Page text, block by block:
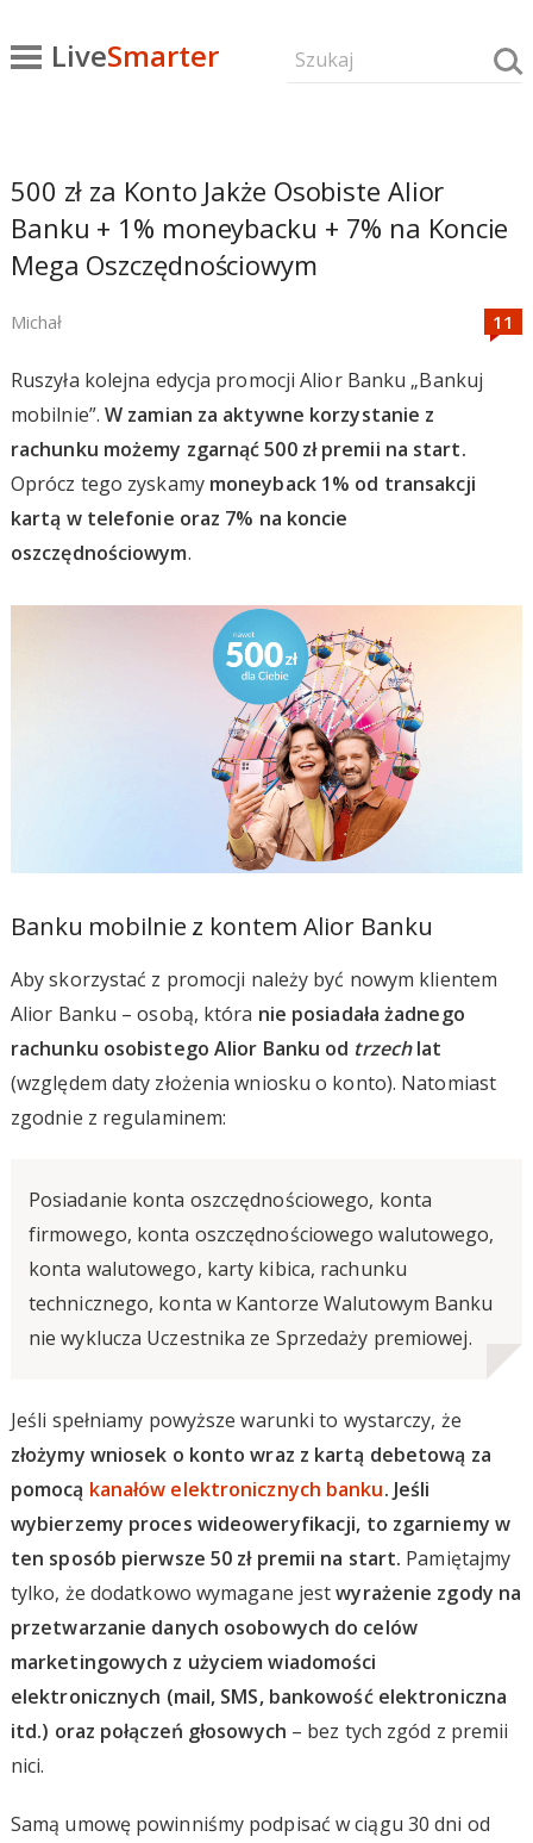
LiveSmarter
500 zł za Konto Jakże Osobiste Alior
Banku + 1% moneybacku + 7% na Koncie
Mega Oszczędnościowym
Michał
Ruszyła kolejna edycja promocji Alior Banku „Bankuj
mobilnie”.W zamian za aktywne korzystanie z
rachunku możemy zgarnąć 500 zł premii na start.
Oprócz tego zyskamy moneyback 1% od transakcji
kartą w telefonie oraz 7% na koncie
oszczędnościowym.
Banku mobilnie z kontem Alior Banku
Aby skorzystać z promocji należy być nowym klientem
Alior Banku – osobą, która nie posiadała żadnego
rachunku osobistego Alior Banku od trzechlat
(względem daty złożenia wniosku o konto). Natomiast
zgodnie z regulaminem:
Posiadanie konta oszczędnościowego, konta
firmowego, konta oszczędnościowego walutowego,
konta walutowego, karty kibica, rachunku
technicznego, konta w Kantorze Walutowym Banku
nie wyklucza Uczestnika ze Sprzedaży premiowej.
Jeśli spełniamy powyższe warunki to wystarczy, że
złożymy wniosek o konto wraz z kartą debetową za
pomocą kanałów elektronicznych banku. Jeśli
wybierzemy proces wideoweryfikacji, to zgarniemy w
ten sposób pierwsze 50 zł premii na start. Pamiętajmy
tylko, że dodatkowo wymagane jestwyrażenie zgody na
przetwarzanie danych osobowych do celów
marketingowych z użyciem wiadomości
elektronicznych (mail, SMS, bankowość elektroniczna
itd.) oraz połączeń głosowych – bez tych zgód z premii
nici.
Samą umowę powinniśmy podpisać w ciągu 30 dni od